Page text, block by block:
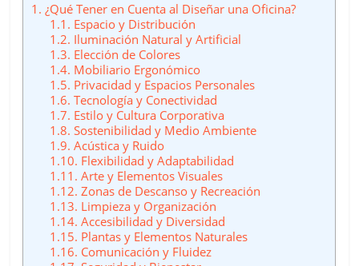
1. ¿Qué Tener en Cuenta al Diseñar una Oficina?
1.1. Espacio y Distribución
1.2. Iluminación Natural y Artificial
1.3. Elección de Colores
1.4. Mobiliario Ergonómico
1.5. Privacidad y Espacios Personales
1.6. Tecnología y Conectividad
1.7. Estilo y Cultura Corporativa
1.8. Sostenibilidad y Medio Ambiente
1.9. Acústica y Ruido
1.10. Flexibilidad y Adaptabilidad
1.11. Arte y Elementos Visuales
1.12. Zonas de Descanso y Recreación
1.13. Limpieza y Organización
1.14. Accesibilidad y Diversidad
1.15. Plantas y Elementos Naturales
1.16. Comunicación y Fluidez